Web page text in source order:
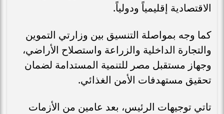
الاقتصادية إقليمياً ودولياً.
كما وجه بمواصلة التنسيق بين وزارتي التموين
والتجارة الداخلية والزراعة واستصلاح الأراضي،
وجهاز مستقبل مصر للتنمية المستدامة لضمان
تحقيق مستهدفات الأمن الغذائي.
تاتي توجيهات الرئيس، بعد عامين من الأزمات